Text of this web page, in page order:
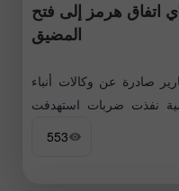
اتفاق هرمز إلى فتح
المضيق
صادرة عن وكالات أنباء
نفذت ضربات استهدفت
هذه التحركات في أعقاب
553